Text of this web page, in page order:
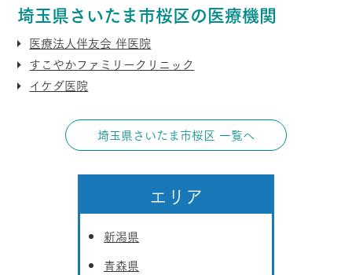
埼玉県さいたま市桜区の医療機関
医療法人伴友会 伴医院
すこやかファミリークリニック
イケダ医院
埼玉県さいたま市桜区 一覧へ
エリア
新潟県
青森県